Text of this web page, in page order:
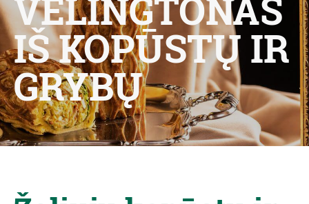
IŠ KOPŪSTŲ IR
GRYBŲ